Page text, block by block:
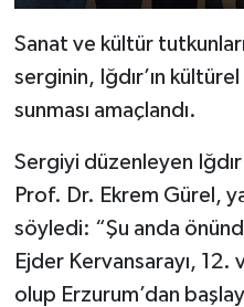
Sanat ve kültür
serginin, Iğdır’ın
sunması amaçlandı.
Sergiyi düzenleyen
Prof. Dr. Ekrem Gürel,
söyledi: “Şu anda
Ejder Kervansarayı, 12.
olup Erzurum’dan